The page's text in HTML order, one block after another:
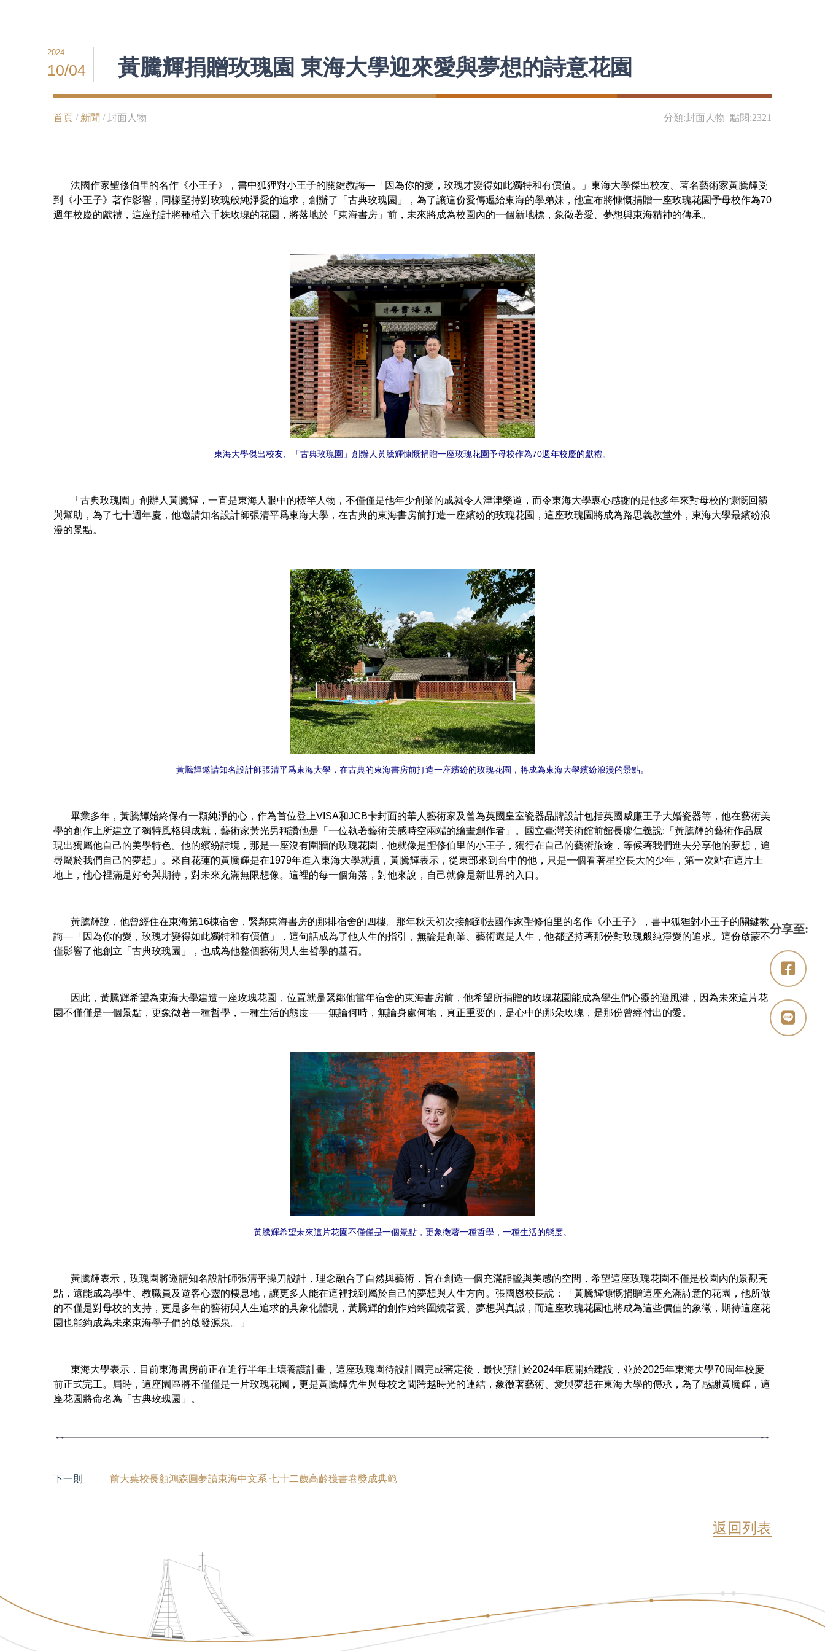
2024
10/04 黃騰輝捐贈玫瑰園 東海大學迎來愛與夢想的詩意花園
首頁 / 新聞 / 封面人物 分類:封面人物 點閱:2321
法國作家聖修伯里的名作《小王子》，書中狐狸對小王子的關鍵教誨—「因為你的愛，玫瑰才變得如此獨特和有價值。」東海大學傑出校友、著名藝術家黃騰輝受
到《小王子》著作影響，同樣堅持對玫瑰般純淨愛的追求，創辦了「古典玫瑰園」，為了讓這份愛傳遞給東海的學弟妹，他宣布將慷慨捐贈一座玫瑰花園予母校作為70
週年校慶的獻禮，這座預計將種植六千株玫瑰的花園，將落地於「東海書房」前，未來將成為校園內的一個新地標，象徵著愛、夢想與東海精神的傳承。
東海大學傑出校友、「古典玫瑰園」創辦人黃騰輝慷慨捐贈一座玫瑰花園予母校作為70週年校慶的獻禮。
「古典玫瑰園」創辦人黃騰輝，一直是東海人眼中的標竿人物，不僅僅是他年少創業的成就令人津津樂道，而令東海大學衷心感謝的是他多年來對母校的慷慨回饋
與幫助，為了七十週年慶，他邀請知名設計師張清平爲東海大學，在古典的東海書房前打造一座繽紛的玫瑰花園，這座玫瑰園將成為路思義教堂外，東海大學最繽紛浪
漫的景點。
黃騰輝邀請知名設計師張清平爲東海大學，在古典的東海書房前打造一座繽紛的玫瑰花園，將成為東海大學繽紛浪漫的景點。
畢業多年，黃騰輝始終保有一顆純淨的心，作為首位登上VISA和JCB卡封面的華人藝術家及曾為英國皇室瓷器品牌設計包括英國威廉王子大婚瓷器等，他在藝術美
學的創作上所建立了獨特風格與成就，藝術家黃光男稱讚他是「一位執著藝術美感時空兩端的繪畫創作者」。國立臺灣美術館前館長廖仁義說:「黃騰輝的藝術作品展
現出獨屬他自己的美學特色。他的繽紛詩境，那是一座沒有圍牆的玫瑰花園，他就像是聖修伯里的小王子，獨行在自己的藝術旅途，等候著我們進去分享他的夢想，追
尋屬於我們自己的夢想」。來自花蓮的黃騰輝是在1979年進入東海大學就讀，黃騰輝表示，從東部來到台中的他，只是一個看著星空長大的少年，第一次站在這片土
地上，他心裡滿是好奇與期待，對未來充滿無限想像。這裡的每一個角落，對他來說，自己就像是新世界的入口。
黃騰輝說，他曾經住在東海第16棟宿舍，緊鄰東海書房的那排宿舍的四樓。那年秋天初次接觸到法國作家聖修伯里的名作《小王子》，書中狐狸對小王子的關鍵教
誨—「因為你的愛，玫瑰才變得如此獨特和有價值」，這句話成為了他人生的指引，無論是創業、藝術還是人生，他都堅持著那份對玫瑰般純淨愛的追求。這份啟蒙不
僅影響了他創立「古典玫瑰園」，也成為他整個藝術與人生哲學的基石。
因此，黃騰輝希望為東海大學建造一座玫瑰花園，位置就是緊鄰他當年宿舍的東海書房前，他希望所捐贈的玫瑰花園能成為學生們心靈的避風港，因為未來這片花
園不僅僅是一個景點，更象徵著一種哲學，一種生活的態度——無論何時，無論身處何地，真正重要的，是心中的那朵玫瑰，是那份曾經付出的愛。
黃騰輝希望未來這片花園不僅僅是一個景點，更象徵著一種哲學，一種生活的態度。
黃騰輝表示，玫瑰園將邀請知名設計師張清平操刀設計，理念融合了自然與藝術，旨在創造一個充滿靜謐與美感的空間，希望這座玫瑰花園不僅是校園內的景觀亮
點，還能成為學生、教職員及遊客心靈的棲息地，讓更多人能在這裡找到屬於自己的夢想與人生方向。張國恩校長說：「黃騰輝慷慨捐贈這座充滿詩意的花園，他所做
的不僅是對母校的支持，更是多年的藝術與人生追求的具象化體現，黃騰輝的創作始終圍繞著愛、夢想與真誠，而這座玫瑰花園也將成為這些價值的象徵，期待這座花
園也能夠成為未來東海學子們的啟發源泉。」
東海大學表示，目前東海書房前正在進行半年土壤養護計畫，這座玫瑰園待設計圖完成審定後，最快預計於2024年底開始建設，並於2025年東海大學70周年校慶
前正式完工。屆時，這座園區將不僅僅是一片玫瑰花園，更是黃騰輝先生與母校之間跨越時光的連結，象徵著藝術、愛與夢想在東海大學的傳承，為了感謝黃騰輝，這
座花園將命名為「古典玫瑰園」。
下一則 前大葉校長顏鴻森圓夢讀東海中文系 七十二歲高齡獲書卷獎成典範
返回列表
分享至: